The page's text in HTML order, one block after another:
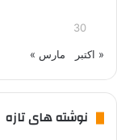
30
« اکتبر مارس »
نوشته های تازه